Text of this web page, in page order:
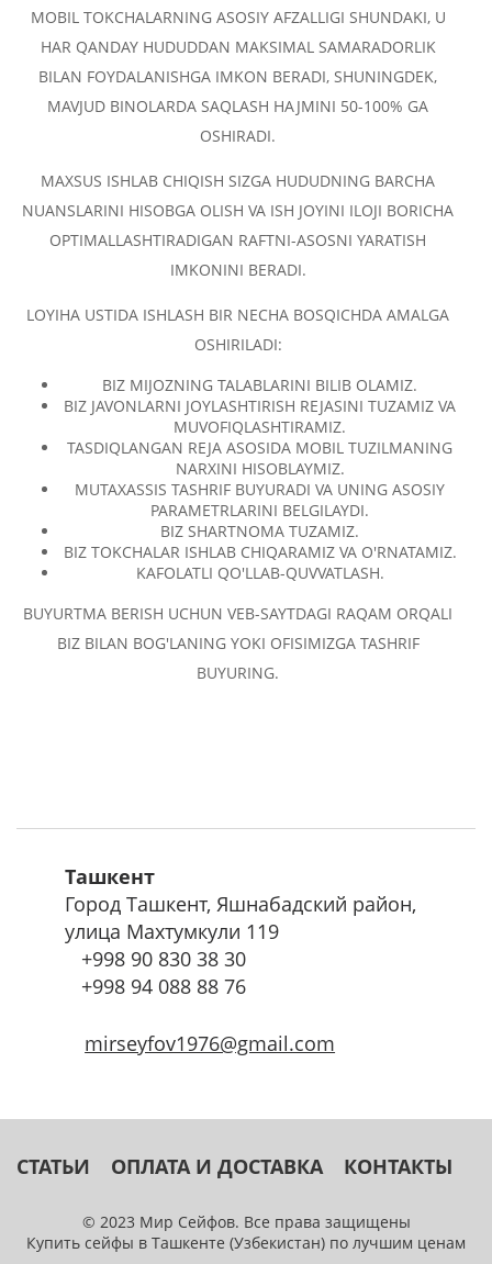
MOBIL TOKCHALARNING ASOSIY AFZALLIGI SHUNDAKI, U
HAR QANDAY HUDUDDAN MAKSIMAL SAMARADORLIK
BILAN FOYDALANISHGA IMKON BERADI, SHUNINGDEK,
MAVJUD BINOLARDA SAQLASH HAJMINI 50-100% GA
OSHIRADI.
MAXSUS ISHLAB CHIQISH SIZGA HUDUDNING BARCHA
NUANSLARINI HISOBGA OLISH VA ISH JOYINI ILOJI BORICHA
OPTIMALLASHTIRADIGAN RAFTNI-ASOSNI YARATISH
IMKONINI BERADI.
LOYIHA USTIDA ISHLASH BIR NECHA BOSQICHDA AMALGA
OSHIRILADI:
BIZ MIJOZNING TALABLARINI BILIB OLAMIZ.
BIZ JAVONLARNI JOYLASHTIRISH REJASINI TUZAMIZ VA
MUVOFIQLASHTIRAMIZ.
TASDIQLANGAN REJA ASOSIDA MOBIL TUZILMANING
NARXINI HISOBLAYMIZ.
MUTAXASSIS TASHRIF BUYURADI VA UNING ASOSIY
PARAMETRLARINI BELGILAYDI.
BIZ SHARTNOMA TUZAMIZ.
BIZ TOKCHALAR ISHLAB CHIQARAMIZ VA O'RNATAMIZ.
KAFOLATLI QO'LLAB-QUVVATLASH.
BUYURTMA BERISH UCHUN VEB-SAYTDAGI RAQAM ORQALI
BIZ BILAN BOG'LANING YOKI OFISIMIZGA TASHRIF
BUYURING.
Ташкент
Город Ташкент, Яшнабадский район,
улица Махтумкули 119
+998 90 830 38 30
+998 94 088 88 76
mirseyfov1976@gmail.com
СТАТЬИ ОПЛАТА И ДОСТАВКА КОНТАКТЫ
© 2023 Мир Сейфов. Все права защищены
Купить сейфы в Ташкенте (Узбекистан) по лучшим ценам